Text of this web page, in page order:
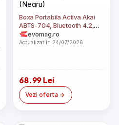
Boxa Portabila Activa Akai
ABTS-704, Bluetooth 4.2,
Radio FM (Negru)
evomag.ro
Actualizat in 24/07/2026
68.99 Lei
Vezi oferta